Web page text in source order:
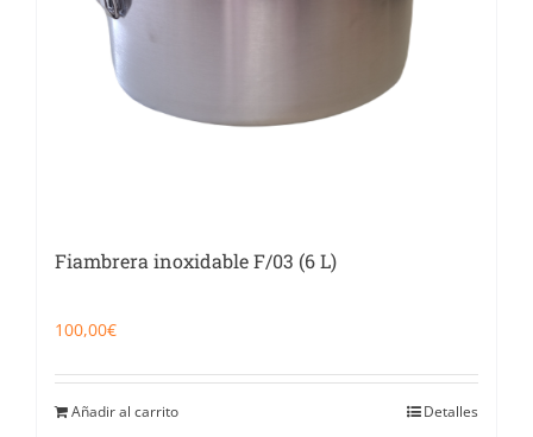
Fiambrera inoxidable F/03 (6 L)
100,00€
Añadir al carrito Detalles